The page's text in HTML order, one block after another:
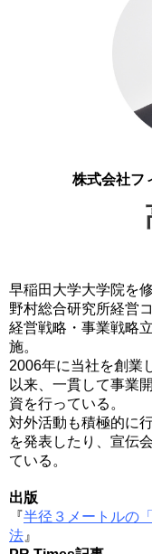
株式会社フ
早稲田大学大学院を修
野村総合研究所経営
経営戦略・事業戦略
施。
2006年に当社を創業
以来、一貫して事業
資を行っている。
対外活動も積極的に
を発表したり、宣伝
ている。
出版
『半径３メートルの
法 』